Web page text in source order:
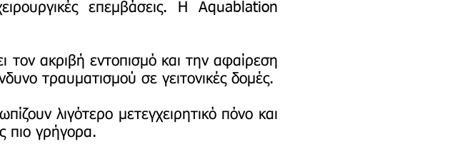
επεμβάσεις. Η Aquablation
τον ακριβή εντοπισμό και την αφαίρεση
τραυματισμού σε γειτονικές δομές.
λιγότερο μετεγχειρητικό πόνο και
πιο γρήγορα.